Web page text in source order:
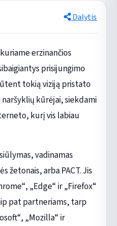
Dalytis
erzinančios
prisijungimo
tokią viziją pristato
kūrėjai, siekdami
kurį vis labiau
vadinamas
žetonais, arba PACT. Jis
„Edge“ ir „Firefox“
pat partneriams, tarp
„Mozilla“ ir